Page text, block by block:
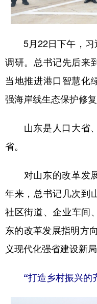
文化产业
地方频道
北京 天津
山东 河南
四川 贵州
陕西 甘肃
新疆 内蒙古
多语种频道
English
5月22日下午，习
调研。总书记先后来
当地推进港口智慧化
强海岸线生态保护修
山东是人口大省、
省。
对山东的改革发展
年来，总书记几次到
社区街道、企业车
东的改革发展指明方
义现代化强省建设新局
“打造乡村振兴的